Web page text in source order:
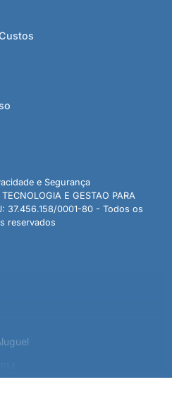
E GESTAO PARA
37.456.158/0001-80 - Todos os
reservados
e Segurança